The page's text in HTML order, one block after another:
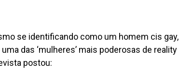
se identificando como um homem cis gay,
uma das ‘mulheres’ mais poderosas de reality
postou: